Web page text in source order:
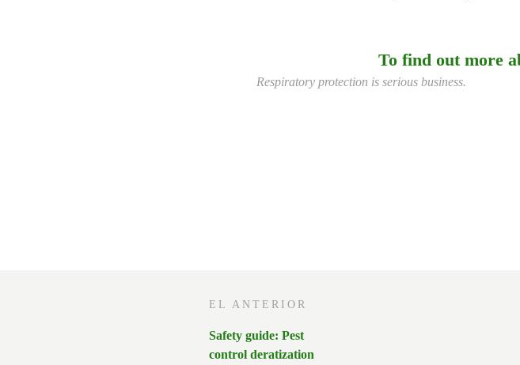
To find out more
Respiratory protection is serious business.
EL ANTERIOR
Safety guide: Pest
control deratization